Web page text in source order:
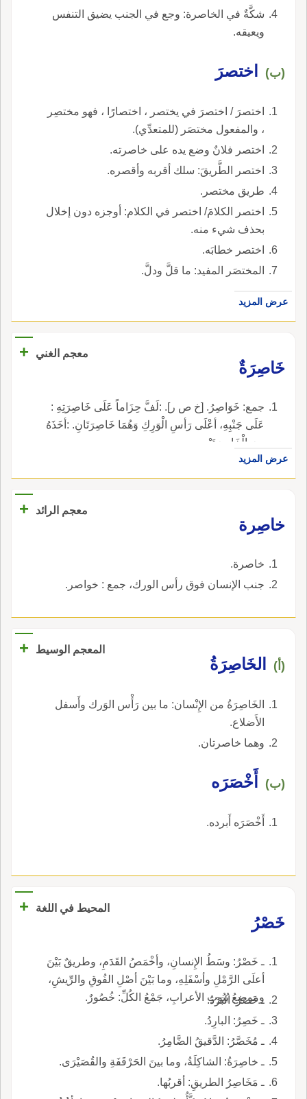
شكَّةٌ في الخاصرة: وجع في الجنب يضيق التنفس
ويعيقه.
(ب) اختصرَ
اختصرَ / اختصرَ في يختصر ، اختصارًا ، فهو مختصِر
، والمفعول مختصَر (للمتعدِّي).
اختصر فلانٌ وضع يده على خاصرته.
اختصر الطَّريقَ: سلك أقربه وأقصره.
طريق مختصر.
اختصر الكلامَ/ اختصر في الكلام: أوجزه دون إخلال
بحذف شيء منه.
اختصر خطابَه.
المختصَر المفيد: ما قلَّ ودلَّ.
عرض المزيد
معجم الغني
+
خَاصِرَةٌ
جمع: خَوَاصِرُ. [خ ص ر]. :لَفَّ حِزَاماً عَلَى خَاصِرَتِهِ :
عَلَى جَنْبِهِ، أعْلَى رَأسِ الْوَرِكِ وَهُمَا خَاصِرَتَانِ. :أخَذَهُ
مِنَ الْخَاصِرَتَيْنِ.
عرض المزيد
معجم الرائد
+
خاصِرة
خاصرة.
جنب الإنسان فوق رأس الورك، جمع : خواصر.
المعجم الوسيط +
(أ) الخَاصِرَةُ
الخَاصِرَةُ من الإِنْسان: ما بين رَأْس الوَرك وأَسفل
الأَضلاع.
وهما خاصرتان.
(ب) أَخْصَرَه
أَخْصَرَه أَبرده.
المحيط في اللغة
+
خَصْرُ
ـ خَصْرُ: وسَطُ الإِنسانِ، وأخْمَصُ القَدَمِ، وطريقٌ بَيْنَ
أعلَى الرَّمْلِ وأسْفَلِهِ، وما بَيْنَ أصْلِ الفُوقِ والرِّيشِ،
وموضِعُ بُيُوتِ الأعرابِ، جَمْعُ الكُلِّ: خُصُورٌ.
ـ خَصَرُ: البَرْدُ.
ـ خَصِرُ: البارِدُ.
ـ مُخَصَّرُ: الدَّقيقُ الضَّامِرُ.
ـ خاصِرَةُ: الشاكِلَةُ، وما بينَ الحَرْقَفَةِ والقُصَيْرَى.
ـ مَخَاصِرُ الطريقِ: أقربُها.